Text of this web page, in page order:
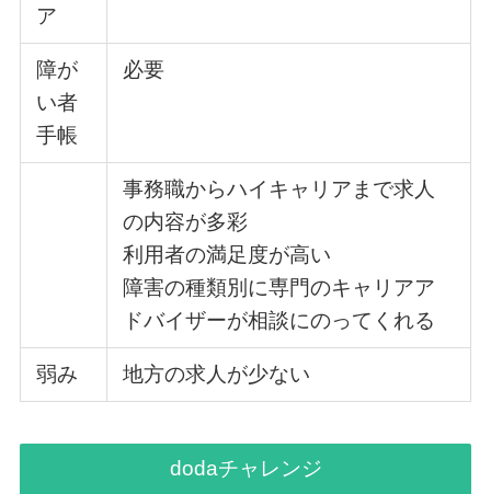
ア
障が
い者
手帳
必要
事務職からハイキャリアまで求人
の内容が多彩
利用者の満足度が高い
障害の種類別に専門のキャリアア
ドバイザーが相談にのってくれる
弱み 地方の求人が少ない
dodaチャレンジ